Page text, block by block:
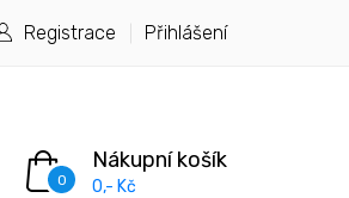
Registrace Přihlášení
0
Nákupní košík
0,- Kč